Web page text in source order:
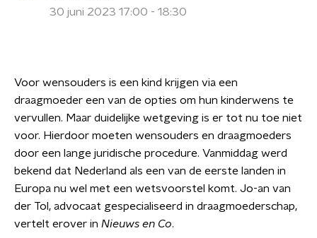
30 juni 2023 17:00 - 18:30
Voor wensouders is een kind krijgen via een
draagmoeder een van de opties om hun kinderwens te
vervullen. Maar duidelijke wetgeving is er tot nu toe niet
voor. Hierdoor moeten wensouders en draagmoeders
door een lange juridische procedure. Vanmiddag werd
bekend dat Nederland als een van de eerste landen in
Europa nu wel met een wetsvoorstel komt. Jo-an van
der Tol, advocaat gespecialiseerd in draagmoederschap,
vertelt erover in Nieuws en Co.